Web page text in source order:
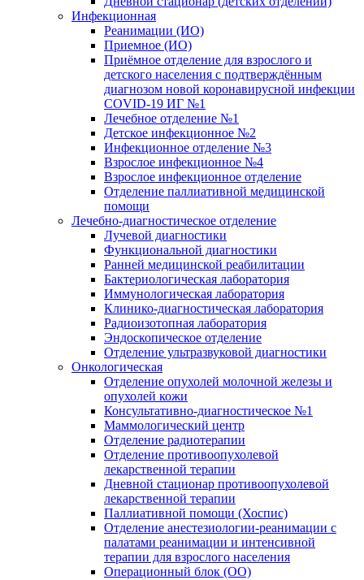
Инфекционная
Реанимации (ИО)
Приемное (ИО)
Приёмное отделение для взрослого и
детского населения с подтверждённым
диагнозом новой коронавирусной инфекции
COVID-19 ИГ №1
Лечебное отделение №1
Детское инфекционное №2
Инфекционное отделение №3
Взрослое инфекционное №4
Взрослое инфекционное отделение
Отделение паллиативной медицинской
помощи
Лечебно-диагностическое отделение
Лучевой диагностики
Функциональной диагностики
Ранней медицинской реабилитации
Бактериологическая лаборатория
Иммунологическая лаборатория
Клинико-диагностическая лаборатория
Радиоизотопная лаборатория
Эндоскопическое отделение
Отделение ультразвуковой диагностики
Онкологическая
Отделение опухолей молочной железы и
опухолей кожи
Консультативно-диагностическое №1
Маммологический центр
Отделение радиотерапии
Отделение противоопухолевой
лекарственной терапии
Дневной стационар противоопухолевой
лекарственной терапии
Паллиативной помощи (Хоспис)
Отделение анестезиологии-реанимации с
палатами реанимации и интенсивной
терапии для взрослого населения
Операционный блок (ОО)